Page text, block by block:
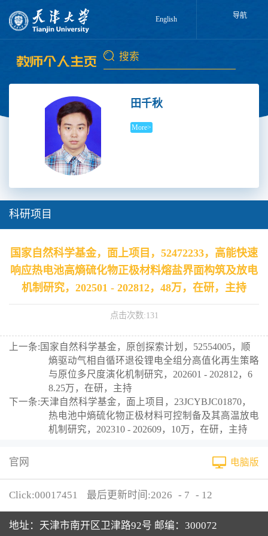
English 导航
田千秋
More>
科研项目
国家自然科学基金，面上项目，52472233，高能快速
响应热电池高熵硫化物正极材料熔盐界面构筑及放电
机制研究，202501 - 202812，48万，在研，主持
点击次数:131
上一条: 国家自然科学基金，原创探索计划，52554005，顺
熵驱动气相自循环退役锂电全组分高值化再生策略
与原位多尺度演化机制研究，202601 - 202812，6
8.25万，在研，主持
下一条:天津自然科学基金，面上项目，23JCYBJC01870，
热电池中熵硫化物正极材料可控制备及其高温放电
机制研究，202310 - 202609，10万，在研，主持
官网 电脑版
Click:00017451 最后更新时间:2026 - 7 - 12
地址：天津市南开区卫津路92号 邮编：300072